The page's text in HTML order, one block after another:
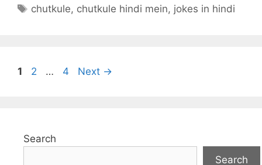
Tags
chutkule, chutkule hindi mein, jokes in hindi
Page
1 Page
2 … Page
4 Next →
Search
Search